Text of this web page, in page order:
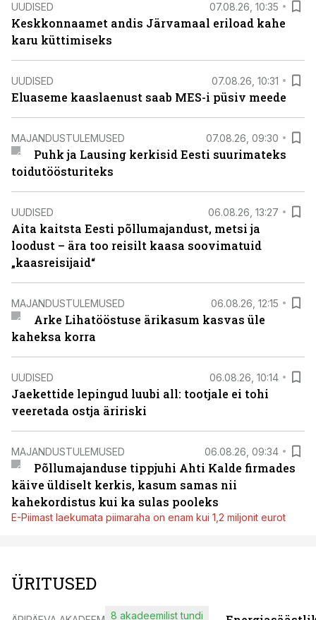
UUDISED 07.08.26, 10:35
Keskkonnaamet andis Järvamaal eriload kahe
karu küttimiseks
UUDISED 07.08.26, 10:31
Eluaseme kaaslaenust saab MES-i püsiv meede
MAJANDUSTULEMUSED 07.08.26, 09:30
Puhk ja Lausing kerkisid Eesti suurimateks
toidutöösturiteks
UUDISED 06.08.26, 13:27
Aita kaitsta Eesti põllumajandust, metsi ja
loodust – ära too reisilt kaasa soovimatuid
„kaasreisijaid“
MAJANDUSTULEMUSED 06.08.26, 12:15
Arke Lihatööstuse ärikasum kasvas üle
kaheksa korra
UUDISED 06.08.26, 10:14
Jaekettide lepingud luubi all: tootjale ei tohi
veeretada ostja äririski
MAJANDUSTULEMUSED 06.08.26, 09:34
Põllumajanduse tippjuhi Ahti Kalde firmades
käive üldiselt kerkis, kasum samas nii
kahekordistus kui ka sulas pooleks
E-Piimast laekumata piimaraha on enam kui 1,2 miljonit eurot
ÜRITUSED
8 akadeemilist tundi